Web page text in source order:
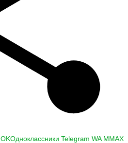
OKОдноклассники Telegram WA MMAX